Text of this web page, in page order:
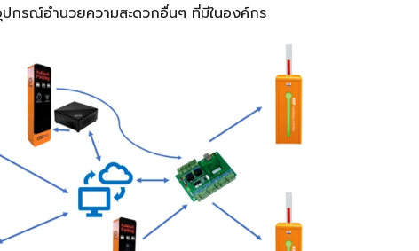
กรณ์อำนวยความสะดวกอื่นๆ ที่มีในองค์กร